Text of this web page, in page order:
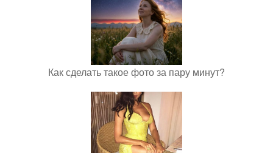
Как сделать такое фото за пару минут?